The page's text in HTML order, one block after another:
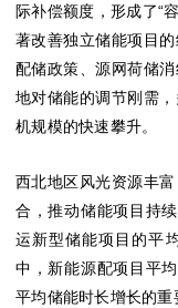
际补偿额度，形成了“
著改善独立储能项目
配储政策、源网荷储
地对储能的调节刚需
机规模的快速攀升。
西北地区风光资源丰
合，推动储能项目持
运新型储能项目的平
中，新能源配项目平
平均储能时长增长的重